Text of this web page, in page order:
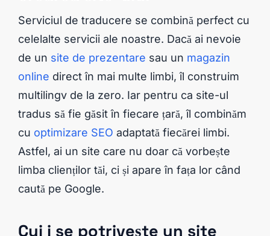
Serviciul de traducere se combină perfect cu
celelalte servicii ale noastre. Dacă ai nevoie
de un site de prezentare sau un magazin
online direct în mai multe limbi, îl construim
multilingv de la zero. Iar pentru ca site-ul
tradus să fie găsit în fiecare țară, îl combinăm
cu optimizare SEO adaptată fiecărei limbi.
Astfel, ai un site care nu doar că vorbește
limba clienților tăi, ci și apare în fața lor când
caută pe Google.
Cui i se potrivește un site